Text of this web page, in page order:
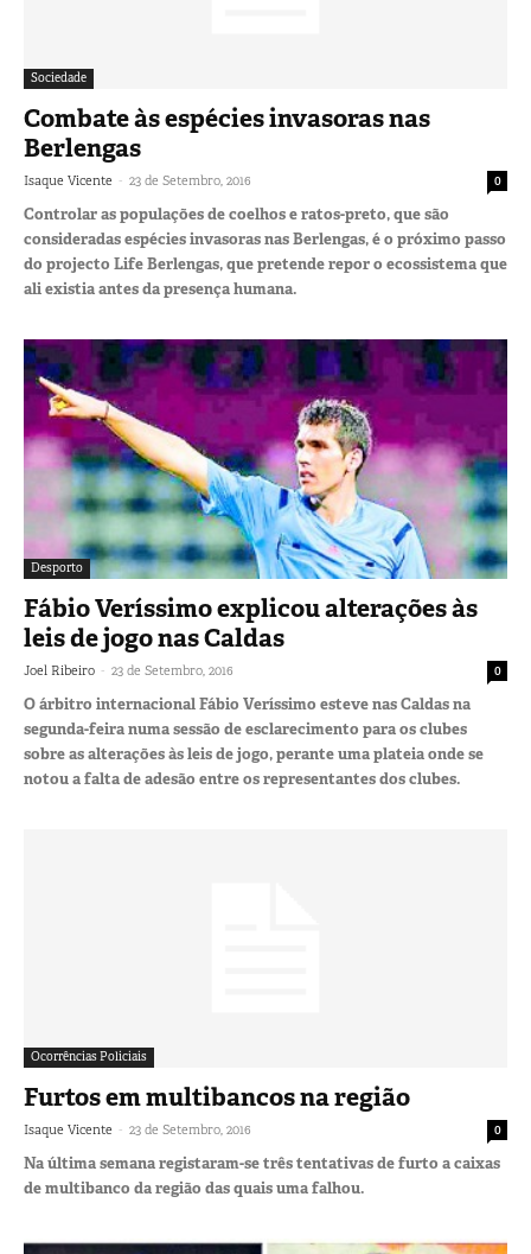
Sociedade
Combate às espécies invasoras nas
Berlengas
Isaque Vicente - 23 de Setembro, 2016 0
Controlar as populações de coelhos e ratos-preto, que são
consideradas espécies invasoras nas Berlengas, é o próximo passo
do projecto Life Berlengas, que pretende repor o ecossistema que
ali existia antes da presença humana.
Desporto
Fábio Veríssimo explicou alterações às
leis de jogo nas Caldas
Joel Ribeiro - 23 de Setembro, 2016 0
O árbitro internacional Fábio Veríssimo esteve nas Caldas na
segunda-feira numa sessão de esclarecimento para os clubes
sobre as alterações às leis de jogo, perante uma plateia onde se
notou a falta de adesão entre os representantes dos clubes.
Ocorrências Policiais
Furtos em multibancos na região
Isaque Vicente - 23 de Setembro, 2016 0
Na última semana registaram-se três tentativas de furto a caixas
de multibanco da região das quais uma falhou.